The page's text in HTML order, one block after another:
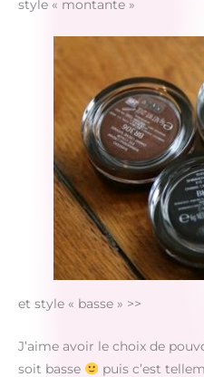
style « montante »
et style « basse » >>
J’aime avoir le choix de
soit basse
puis c’est